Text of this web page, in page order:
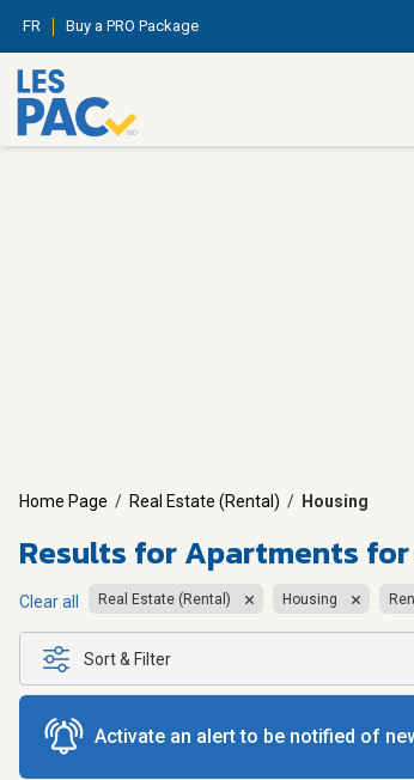
FR Buy a PRO Package
Home Page / Real Estate (Rental) / Housing
Results forApartments
Clear all Real Estate (Rental) Housing
Sort & Filter
Activate an alert to be notified of